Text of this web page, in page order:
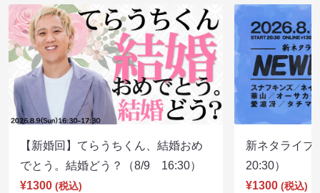
【新婚回】てらうちくん、結婚おめ
でとう。結婚どう？（8/9 16:30）
¥1300 (税込)
新ネタライ
20:30）
¥1300 (税込)